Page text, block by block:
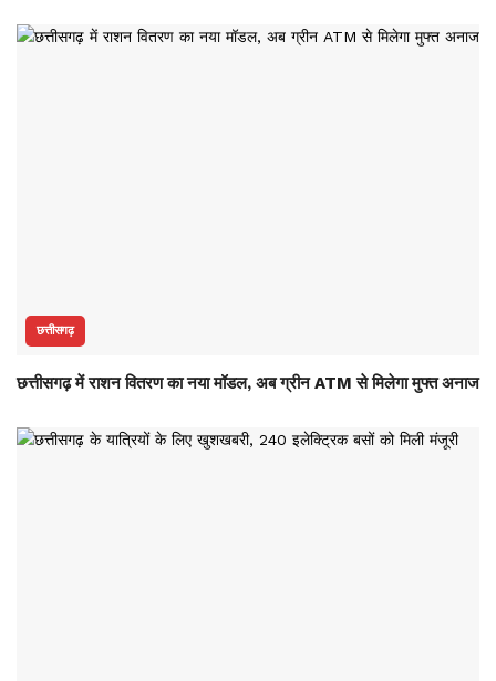
छत्तीसगढ़
छत्तीसगढ़ में राशन वितरण का नया मॉडल, अब ग्रीन ATM से मिलेगा मुफ्त अनाज